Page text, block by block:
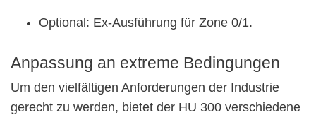
Optional: Ex-Ausführung für Zone 0/1.
Anpassung an extreme Bedingungen
Um den vielfältigen Anforderungen der Industrie
gerecht zu werden, bietet der HU 300 verschiedene